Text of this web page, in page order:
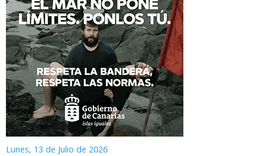
Lunes, 13 de Julio de 2026